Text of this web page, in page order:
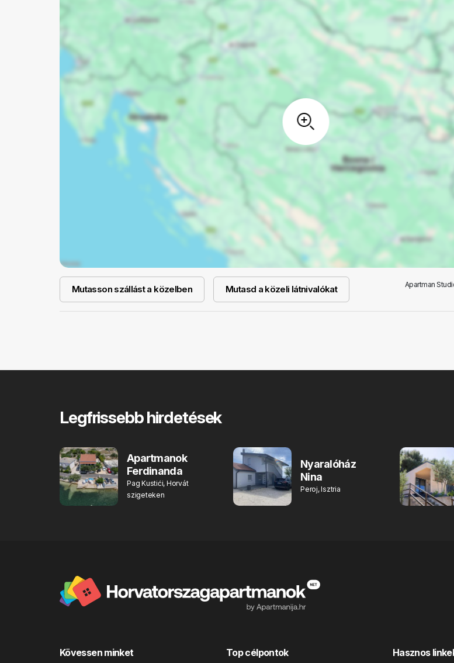
Mutasson szállást a közelben Mutasd a közeli látnivalókat
Apartman
Legfrissebb hirdetések
Apartmanok
Ferdinanda
Pag Kustići, Horvát
szigeteken
Nyaralóház
Nina
Peroj, Isztria
Kövessen minket Top célpontok Hasznos